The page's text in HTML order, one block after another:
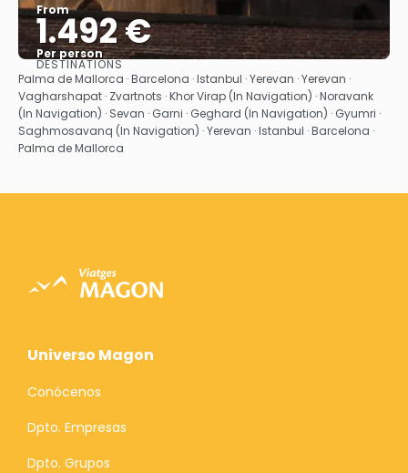
From
1.492 €
Per person
See
DESTINATIONS
Palma de Mallorca · Barcelona · Istanbul · Yerevan · Yerevan ·
Vagharshapat · Zvartnots · Khor Virap (In Navigation) · Noravank
(In Navigation) · Sevan · Garni · Geghard (In Navigation) · Gyumri ·
Saghmosavanq (In Navigation) · Yerevan · Istanbul · Barcelona ·
Palma de Mallorca
Universo Magon
Conócenos
Dpto. Empresas
Dpto. Grupos